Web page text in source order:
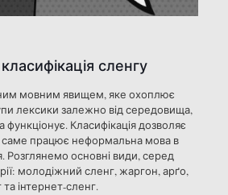
сленгу
мовним явищем, яке охоплює
лексики залежно від середовища,
функціонує. Класифікація дозволяє
саме працює неформальна мова в
Розглянемо основні види, серед
молодіжний сленг, жаргон, арґо,
інтернет-сленг.